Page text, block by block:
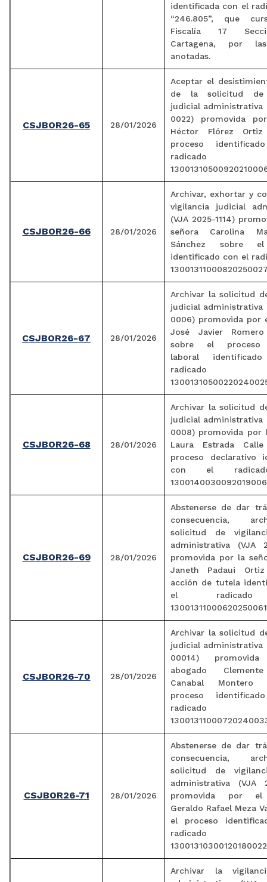
identificada con el
“246.805”, que
Fiscalía 17
Cartagena, por
anotadas.
CSJBOR26-65 28/01/2026
Aceptar el
de la solicitud de
judicial administrativa
0022) promovida
Héctor Flórez
proceso
radicado
CSJBOR26-66 28/01/2026
Archivar, exhortar y
vigilancia judicial
(VJA 2025-1114)
señora Carolina
Sánchez sobre
identificado con el
CSJBOR26-67 28/01/2026
Archivar la solicitud
judicial administrativa
0006) promovida por
José Javier Romero
sobre el proceso
laboral
radicado
CSJBOR26-68 28/01/2026
Archivar la solicitud
judicial administrativa
0008) promovida por
Laura Estrada
proceso declarativo
con el
CSJBOR26-69 28/01/2026
Abstenerse de dar
consecuencia,
solicitud de
administrativa (VJA
promovida por la
Janeth Padaui
acción de tutela
el radicado
CSJBOR26-70 28/01/2026
Archivar la solicitud
judicial administrativa
00014)
abogado
Canabal
proceso
radicado
CSJBOR26-71 28/01/2026
Abstenerse de dar
consecuencia,
solicitud de
administrativa (VJA
promovida por el
Geraldo Rafael Meza
el proceso
radicado
Archivar la